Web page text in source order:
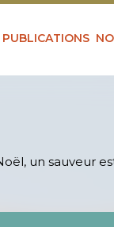
PUBLICATIONS
un sauveur